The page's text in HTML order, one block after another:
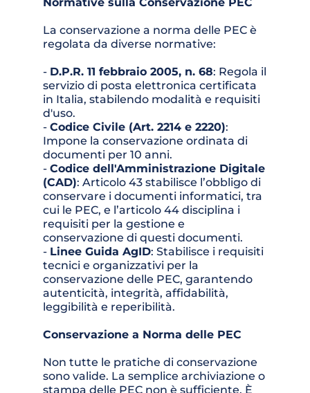
La conservazione a norma delle PEC è
regolata da diverse normative:
- D.P.R. 11 febbraio 2005, n. 68: Regola il
servizio di posta elettronica certificata
in Italia, stabilendo modalità e requisiti
d'uso.
- Codice Civile (Art. 2214 e 2220):
Impone la conservazione ordinata di
documenti per 10 anni.
- Codice dell'Amministrazione Digitale
(CAD): Articolo 43 stabilisce l’obbligo di
conservare i documenti informatici, tra
cui le PEC, e l’articolo 44 disciplina i
requisiti per la gestione e
conservazione di questi documenti.
- Linee Guida AgID: Stabilisce i requisiti
tecnici e organizzativi per la
conservazione delle PEC, garantendo
autenticità, integrità, affidabilità,
leggibilità e reperibilità.
Conservazione a Norma delle PEC
Non tutte le pratiche di conservazione
sono valide. La semplice archiviazione o
stampa delle PEC non è sufficiente. È